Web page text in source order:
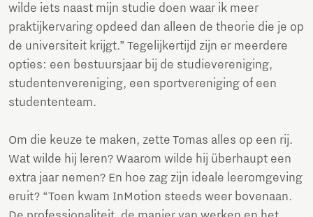
wilde iets naast mijn studie doen waar ik meer
praktijkervaring opdeed dan alleen de theorie die je op
de universiteit krijgt.” Tegelijkertijd zijn er meerdere
opties: een bestuursjaar bij de studievereniging,
studentenvereniging, een sportvereniging of een
studententeam.
Om die keuze te maken, zette Tomas alles op een rij.
Wat wilde hij leren? Waarom wilde hij überhaupt een
extra jaar nemen? En hoe zag zijn ideale leeromgeving
eruit? “Toen kwam InMotion steeds weer bovenaan.